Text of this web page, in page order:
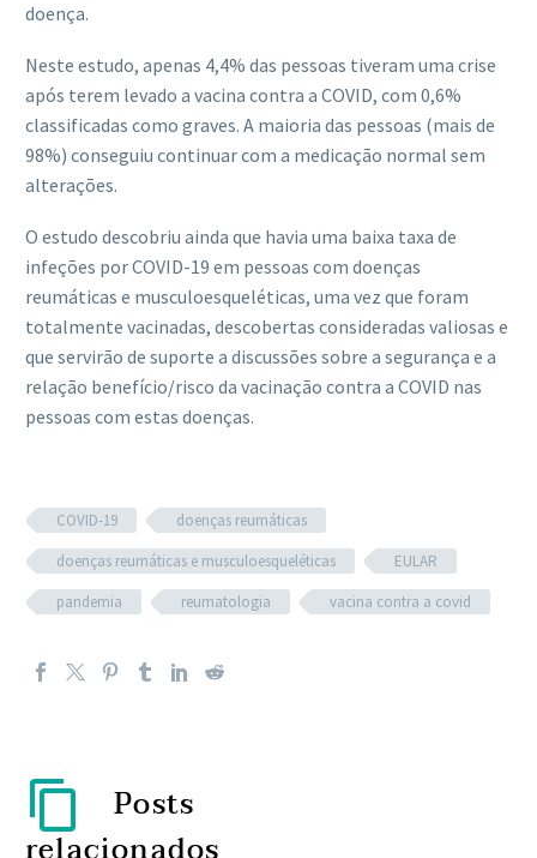
doença.
Neste estudo, apenas 4,4% das pessoas tiveram uma crise
após terem levado a vacina contra a COVID, com 0,6%
classificadas como graves. A maioria das pessoas (mais de
98%) conseguiu continuar com a medicação normal sem
alterações.
O estudo descobriu ainda que havia uma baixa taxa de
infeções por COVID-19 em pessoas com doenças
reumáticas e musculoesqueléticas, uma vez que foram
totalmente vacinadas, descobertas consideradas valiosas e
que servirão de suporte a discussões sobre a segurança e a
relação benefício/risco da vacinação contra a COVID nas
pessoas com estas doenças.
COVID-19
doenças reumáticas
doenças reumáticas e musculoesqueléticas
EULAR
pandemia
reumatologia vacina contra a covid
Posts